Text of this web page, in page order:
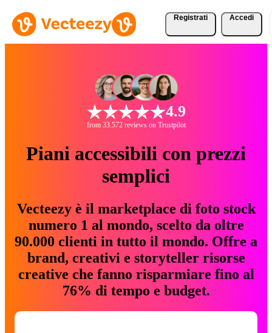
Registrati Accedi
4.9
from 33.572 reviews on Trustpilot
Piani accessibili con prezzi
semplici
Vecteezy è il marketplace di foto stock
numero 1 al mondo, scelto da oltre
90.000 clienti in tutto il mondo. Offre a
brand, creativi e storyteller risorse
creative che fanno risparmiare fino al
76% di tempo e budget.